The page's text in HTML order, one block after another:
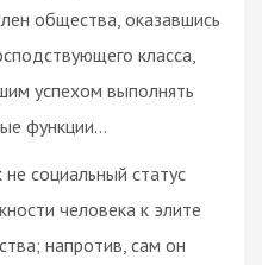
общества, оказавшись
класса,
успехом выполнять
функции…
социальный статус
человека к элите
напротив, сам он